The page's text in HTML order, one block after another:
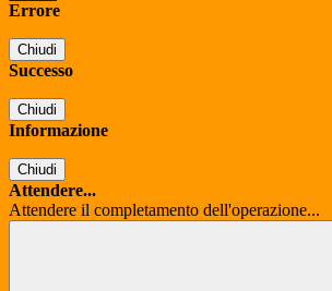
Errore
Chiudi
Successo
Chiudi
Informazione
Chiudi
Attendere...
Attendere il completamento dell'operazione...